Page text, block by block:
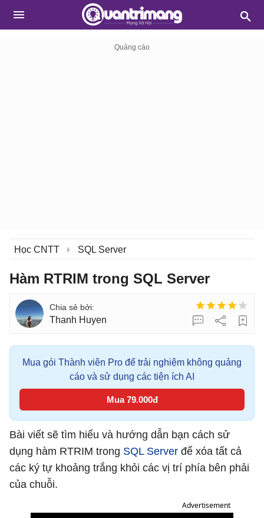
Học CNTT SQL Server
Hàm RTRIM trong SQL Server
Thanh Huyen
Mua gói Thành viên Pro để trải nghiệm không quảng
cáo và sử dụng các tiện ích AI
Mua 79.000đ
Bài viết sẽ tìm hiểu và hướng dẫn bạn cách sử
dụng hàm RTRIM trong SQL Server để xóa tất cả
các ký tự khoảng trắng khỏi các vị trí phía bên phải
của chuỗi.
Advertisement